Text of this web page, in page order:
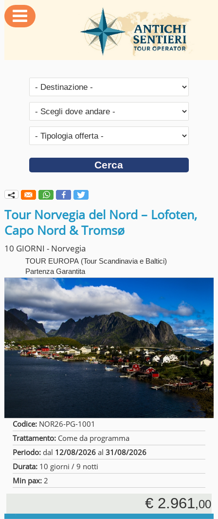

q
Tour Norvegia del Nord – Lofoten,
Capo Nord & Tromsø
10 GIORNI - Norvegia
TOUR EUROPA(Tour Scandinavia e Baltici)
Partenza Garantita
Codice: NOR26-PG-1001
Trattamento: Come da programma
Periodo: dal 12/08/2026 al31/08/2026
Durata: 10 giorni / 9 notti
Min pax:2
€ 2.961,00